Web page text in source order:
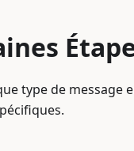
type de